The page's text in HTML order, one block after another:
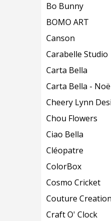
Bo Bunny
BOMO ART
Canson
Carabelle Studio
Carta Bella
Carta Bella -
Cheery Lynn
Chou Flowers
Ciao Bella
Cléopatre
ColorBox
Cosmo Cricket
Couture
Craft O' Clock